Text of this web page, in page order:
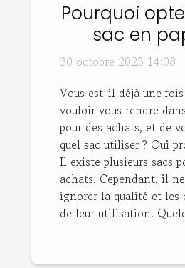
Pourquoi
sac en
30 octobre 2023 14:08
Vous est-il déjà une
vouloir vous rendre
pour des achats, et de
quel sac utiliser ? Oui
Il existe plusieurs sacs
achats. Cependant, il
ignorer la qualité et les
de leur utilisation.